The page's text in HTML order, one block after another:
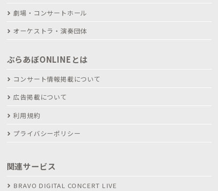
劇場・コンサートホール
オーケストラ・演奏団体
ぶらあぼONLINEとは
コンサート情報掲載について
広告掲載について
利用規約
プライバシーポリシー
関連サービス
BRAVO DIGITAL CONCERT LIVE